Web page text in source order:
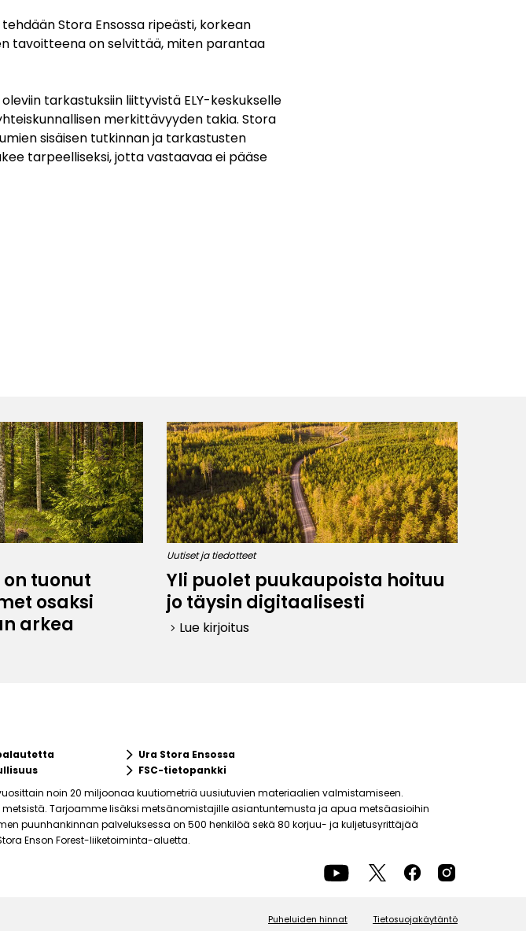
Stora Ensossa ripeästi, korkean
tavoitteena on selvittää, miten parantaa
tarkastuksiin liittyvistä ELY-keskukselle
merkittävyyden takia. Stora
sisäisen tutkinnan ja tarkastusten
tarpeelliseksi, jotta vastaavaa ei pääse
tuonut
osaksi
arkea
Uutiset ja tiedotteet
Yli puolet puukaupoista hoituu
jo täysin digitaalisesti
keyboard_arrow_right Lue kirjoitus
keyboard_arrow_rightUra Stora Ensossa
keyboard_arrow_rightFSC-tietopankki
noin 20 miljoonaa kuutiometriä uusiutuvien materiaalien valmistamiseen.
Tarjoamme lisäksi metsänomistajille asiantuntemusta ja apua metsäasioihin
puunhankinnan palveluksessa on 500 henkilöä sekä 80 korjuu- ja kuljetusyrittäjää
Enson Forest-liiketoiminta-aluetta.
Puheluiden hinnat Tietosuojakäytäntö